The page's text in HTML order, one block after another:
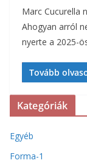
Marc Cucurella
Ahogyan arról
nyerte a 2025-
Tovább
Kategóriák
Egyéb
Forma-1